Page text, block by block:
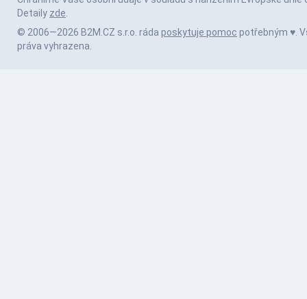
Detaily zde.
© 2006—2026 B2M.CZ s.r.o. ráda poskytuje pomoc potřebným ♥️.
práva vyhrazena.